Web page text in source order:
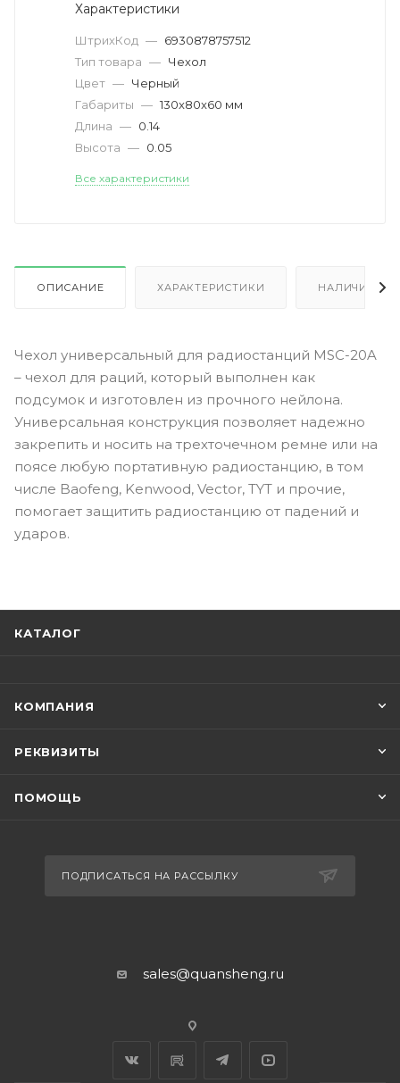
Характеристики
ШтрихКод — 6930878757512
Тип товара — Чехол
Цвет — Черный
Габариты — 130x80x60 мм
Длина — 0.14
Высота — 0.05
Все характеристики
ОПИСАНИЕ ХАРАКТЕРИСТИКИ НАЛИЧИЕ
Чехол универсальный для радиостанций MSC-20A
– чехол для раций, который выполнен как
подсумок и изготовлен из прочного нейлона.
Универсальная конструкция позволяет надежно
закрепить и носить на трехточечном ремне или на
поясе любую портативную радиостанцию, в том
числе Baofeng, Kenwood, Vector, TYT и прочие,
помогает защитить радиостанцию от падений и
ударов.
КАТАЛОГ
КОМПАНИЯ
РЕКВИЗИТЫ
ПОМОЩЬ
ПОДПИСАТЬСЯ НА РАССЫЛКУ
sales@quansheng.ru